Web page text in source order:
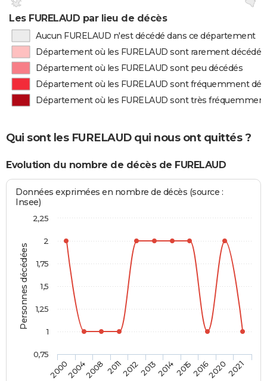
Les FURELAUD par lieu de décès
Aucun FURELAUD n'est décédé dans ce département
Département où les FURELAUD sont rarement décédés
Département où les FURELAUD sont peu décédés
Département où les FURELAUD sont fréquemment
Département où les FURELAUD sont très
Qui sont les FURELAUD qui nous ont quittés ?
Evolution du nombre de décès de FURELAUD
Personnes décédées
Données exprimées en nombre de décès (source :
Insee)
200020042008 20112012201320142015201620202021
0,75
1
1,25
1,5
1,75
2
2,25